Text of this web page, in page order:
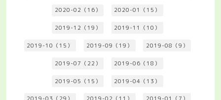
2020-02（16） 2020-01（15）
2019-12（19） 2019-11（10）
2019-10（15） 2019-09（19） 2019-08（9）
2019-07（22） 2019-06（18）
2019-05（15） 2019-04（13）